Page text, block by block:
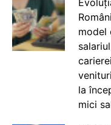
model
la
mici